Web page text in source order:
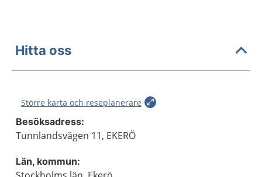
Hitta oss
Större karta och reseplanerare
Besöksadress:
Tunnlandsvägen 11, EKERÖ
Län, kommun: